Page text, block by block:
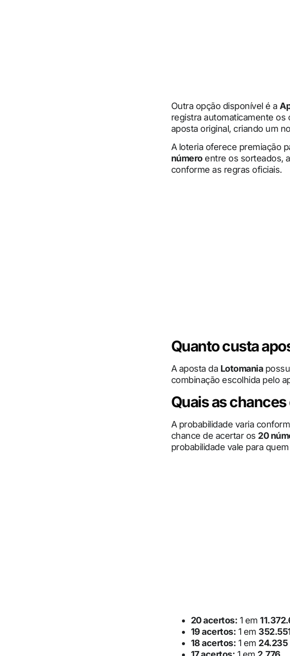
Outra opção disponível é a
registra automaticamente os
aposta original, criando um
A loteria oferece premiação
númeroentre os sorteados,
conforme as regras oficiais.
Quanto custa
A aposta da Lotomania
combinação escolhida pelo
Quais as
A probabilidade varia
chance de acertar os 20
probabilidade vale para
20 acertos: 1 em
19 acertos: 1 em
18 acertos: 1 em 24.235